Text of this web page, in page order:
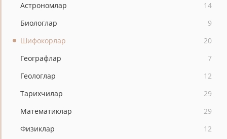
Астрономлар
14
Биологлар
9
Шифокорлар
20
Географлар
7
Геологлар
12
Тарихчилар
29
Математиклар
29
Физиклар
12